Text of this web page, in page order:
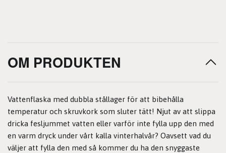
OM PRODUKTEN
Vattenflaska med dubbla stållager för att bibehålla
temperatur och skruvkork som sluter tätt! Njut av att slippa
dricka fesljummet vatten eller varför inte fylla upp den med
en varm dryck under vårt kalla vinterhalvår? Oavsett vad du
väljer att fylla den med så kommer du ha den snyggaste